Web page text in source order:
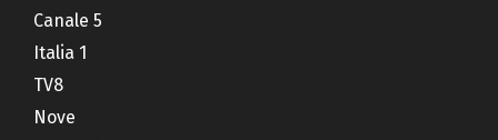
Canale 5
Italia 1
TV8
Nove